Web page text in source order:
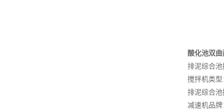
酸化池双
排泥综合
搅拌机类
排泥综合
减速机品